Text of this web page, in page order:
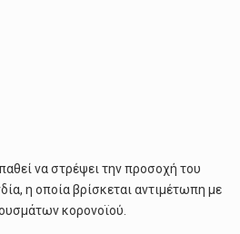
να στρέψει την προσοχή του
η οποία βρίσκεται αντιμέτωπη με
κορονοϊού.